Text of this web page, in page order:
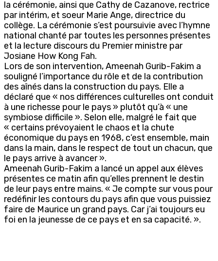
la cérémonie, ainsi que Cathy de Cazanove, rectrice
par intérim, et soeur Marie Ange, directrice du
collège. La cérémonie s’est poursuivie avec l’hymne
national chanté par toutes les personnes présentes
et la lecture discours du Premier ministre par
Josiane How Kong Fah.
Lors de son intervention, Ameenah Gurib-Fakim a
souligné l’importance du rôle et de la contribution
des aînés dans la construction du pays. Elle a
déclaré que « nos différences culturelles ont conduit
à une richesse pour le pays » plutôt qu’à « une
symbiose difficile ». Selon elle, malgré le fait que
« certains prévoyaient le chaos et la chute
économique du pays en 1968, c’est ensemble, main
dans la main, dans le respect de tout un chacun, que
le pays arrive à avancer ».
Ameenah Gurib-Fakim a lancé un appel aux élèves
présentes ce matin afin qu’elles prennent le destin
de leur pays entre mains. « Je compte sur vous pour
redéfinir les contours du pays afin que vous puissiez
faire de Maurice un grand pays. Car j’ai toujours eu
foi en la jeunesse de ce pays et en sa capacité. ».